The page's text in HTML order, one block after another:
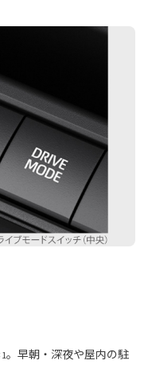
1。早朝・深夜や屋内の駐